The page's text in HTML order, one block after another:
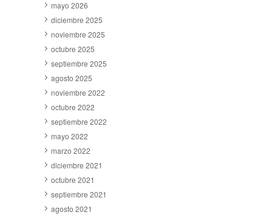
mayo 2026
diciembre 2025
noviembre 2025
octubre 2025
septiembre 2025
agosto 2025
noviembre 2022
octubre 2022
septiembre 2022
mayo 2022
marzo 2022
diciembre 2021
octubre 2021
septiembre 2021
agosto 2021